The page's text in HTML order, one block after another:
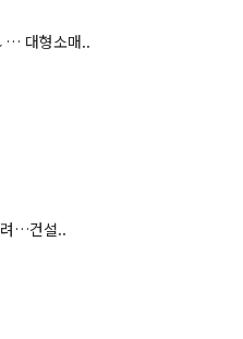
대형소매..
려…건설..